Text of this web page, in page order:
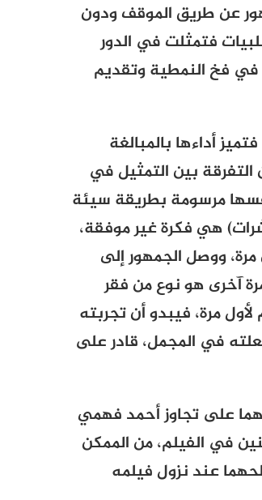
عن طريق الموقف ودون
فتمثلت في الدور
في فخ النمطية وتقديم
أداءها بالمبالغة
التفرقة بين التمثيل في
مرسومة بطريقة سيئة
هي فكرة غير موفقة،
ووصل الجمهور إلى
آخرى هو نوع من فقر
لأول مرة، فيبدو أن تجربته
في المجمل، قادر على
على تجاوز أحمد فهمي
في الفيلم، من الممكن
عند نزول فيلمه